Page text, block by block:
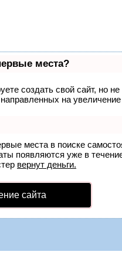
места?
создать свой сайт, но
на
места в поиске
появляются уже в
вернут деньги.
сайта